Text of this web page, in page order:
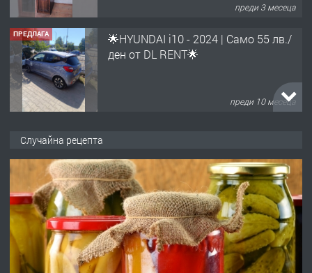
преди 3 месеца
ПРЕДЛАГА
🌟HYUNDAI i10 - 2024 | Само 55 лв./
ден от DL RENT🌟
преди 10 месеца
преди 1 година
ПРЕДЛАГА
Професионална зеленчукорезачка
за заведения и дома
Случайна рецепта